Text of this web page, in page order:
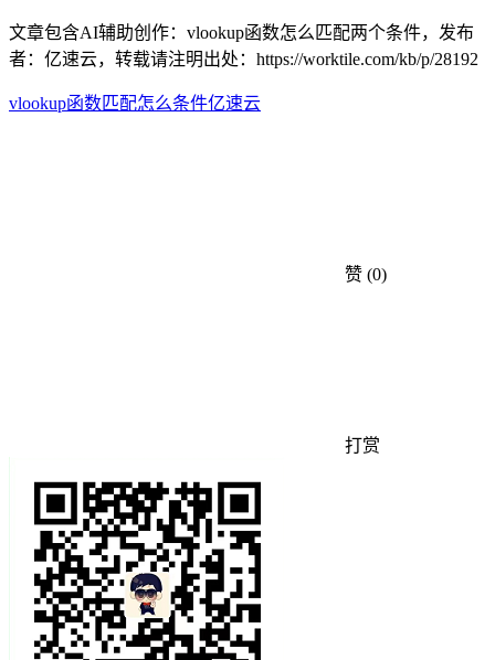
文章包含AI辅助创作：vlookup函数怎么匹配两个条件，发布
者：亿速云，转载请注明出处： https://worktile.com/kb/p/28192
vlookup函数匹配怎么条件亿速云
赞 (0)
打赏